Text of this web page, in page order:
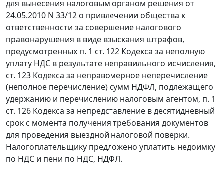
для вынесения налоговым органом решения от
24.05.2010 N 33/12 о привлечении общества к
ответственности за совершение налогового
правонарушения в виде взыскания штрафов,
предусмотренных п. 1 ст. 122 Кодекса за неполную
уплату НДС в результате неправильного исчисления,
ст. 123 Кодекса за неправомерное неперечисление
(неполное перечисление) сумм НДФЛ, подлежащего
удержанию и перечислению налоговым агентом, п. 1
ст. 126 Кодекса за непредставление в десятидневный
срок с момента получения требования документов
для проведения выездной налоговой поверки.
Налогоплательщику предложено уплатить недоимку
по НДС и пени по НДС, НДФЛ.